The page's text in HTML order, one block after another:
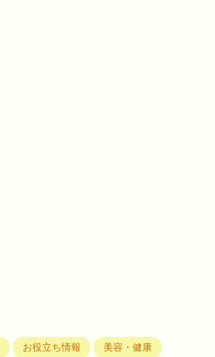
お役立ち情報 美容・健康